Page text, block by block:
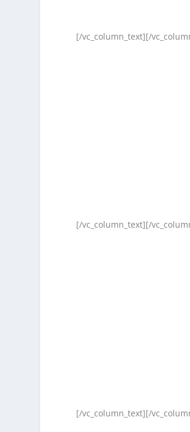
[/vc_column_text][/
[/vc_column_text][/
[/vc_column_text][/